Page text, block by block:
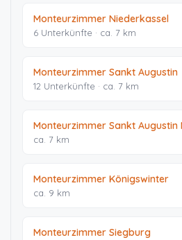
Monteurzimmer Niederkassel
6 Unterkünfte · ca. 7 km
Monteurzimmer Sankt Augustin
12 Unterkünfte · ca. 7 km
Monteurzimmer Sankt Augustin
ca. 7 km
Monteurzimmer Königswinter
ca. 9 km
Monteurzimmer Siegburg